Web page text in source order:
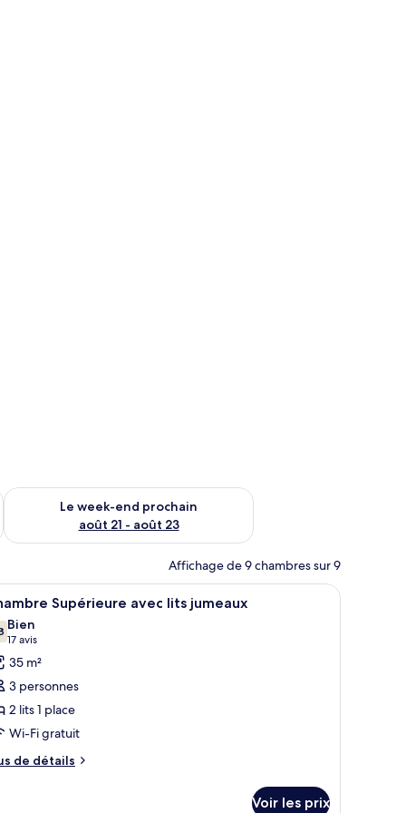
août 14 - août 16
Le week-end prochain
août 21 - août 23
Vérifier la disponibilité pour le week-end prochain août 21 -
Affichage de 9 chambres sur 9
blanche et rouge, deux oreillers rouges et une table de chevet avec une
:
Une chambre d’hôtel avec deux lits, un
6 Supérieure avec lits jumeaux
sur 10
Bien
17 avis
(17 avis)
35 m²
3 personnes
2 lits 1 place
Wi-Fi gratuit
de détails
Voir les prix